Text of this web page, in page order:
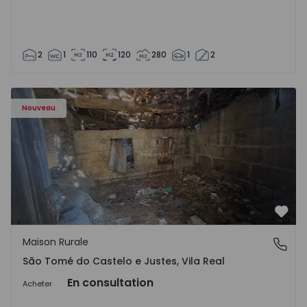
2 1 110 120 280 1 2
Nouveau
Maison Vila Real, São Tomé do Castelo e Justes -
São Tomé do Castelo e Justes, Vila Real
Maison Rurale
São Tomé do Castelo e Justes, Vila Real
Acheter En consultation